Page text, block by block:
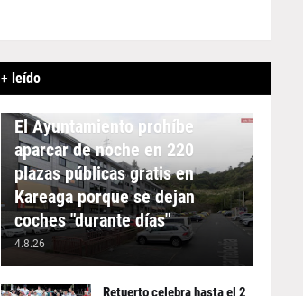
+ leído
APARCAMIENTO
El Ayuntamiento prohíbe
aparcar de noche en 220
plazas públicas gratis en
Kareaga porque se dejan
coches "durante días"
4.8.26
Retuerto celebra hasta el 2